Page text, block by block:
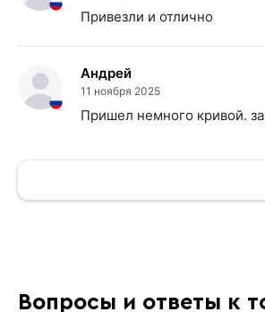
Привезли и отлично
Андрей
11 ноября 2025
Пришел немного кривой.
Вопросы и ответы к